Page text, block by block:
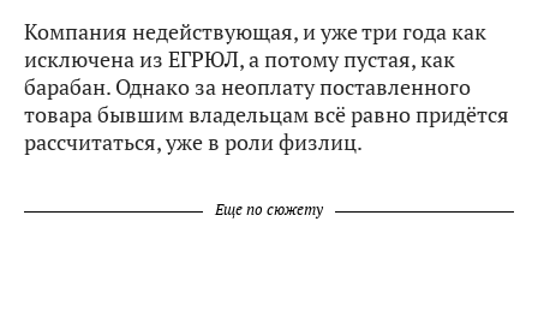
Компания недействующая, и уже три года как
исключена из ЕГРЮЛ, а потому пустая, как
барабан. Однако за неоплату поставленного
товара бывшим владельцам всё равно придётся
рассчитаться, уже в роли физлиц.
Еще по сюжету